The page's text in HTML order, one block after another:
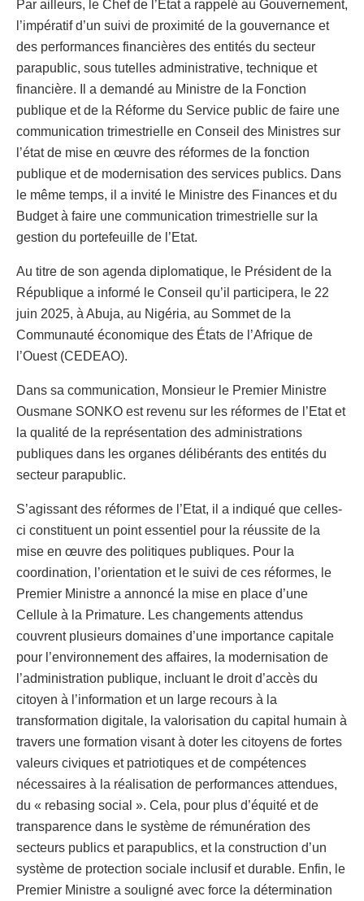
Par ailleurs, le Chef de l’Etat a rappelé au Gouvernement,
l’impératif d’un suivi de proximité de la gouvernance et
des performances financières des entités du secteur
parapublic, sous tutelles administrative, technique et
financière. Il a demandé au Ministre de la Fonction
publique et de la Réforme du Service public de faire une
communication trimestrielle en Conseil des Ministres sur
l’état de mise en œuvre des réformes de la fonction
publique et de modernisation des services publics. Dans
le même temps, il a invité le Ministre des Finances et du
Budget à faire une communication trimestrielle sur la
gestion du portefeuille de l’Etat.
Au titre de son agenda diplomatique, le Président de la
République a informé le Conseil qu’il participera, le 22
juin 2025, à Abuja, au Nigéria, au Sommet de la
Communauté économique des États de l’Afrique de
l’Ouest (CEDEAO).
Dans sa communication, Monsieur le Premier Ministre
Ousmane SONKO est revenu sur les réformes de l’Etat et
la qualité de la représentation des administrations
publiques dans les organes délibérants des entités du
secteur parapublic.
S’agissant des réformes de l’Etat, il a indiqué que celles-
ci constituent un point essentiel pour la réussite de la
mise en œuvre des politiques publiques. Pour la
coordination, l’orientation et le suivi de ces réformes, le
Premier Ministre a annoncé la mise en place d’une
Cellule à la Primature. Les changements attendus
couvrent plusieurs domaines d’une importance capitale
pour l’environnement des affaires, la modernisation de
l’administration publique, incluant le droit d’accès du
citoyen à l’information et un large recours à la
transformation digitale, la valorisation du capital humain à
travers une formation visant à doter les citoyens de fortes
valeurs civiques et patriotiques et de compétences
nécessaires à la réalisation de performances attendues,
du « rebasing social ». Cela, pour plus d’équité et de
transparence dans le système de rémunération des
secteurs publics et parapublics, et la construction d’un
système de protection sociale inclusif et durable. Enfin, le
Premier Ministre a souligné avec force la détermination